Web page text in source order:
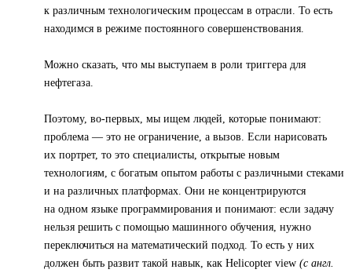
к различным технологическим процессам в отрасли. То есть
находимся в режиме постоянного совершенствования.
Можно сказать, что мы выступаем в роли триггера для
нефтегаза.
Поэтому, во-первых, мы ищем людей, которые понимают:
проблема — это не ограничение, а вызов. Если нарисовать
их портрет, то это специалисты, открытые новым
технологиям, с богатым опытом работы с различными стеками
и на различных платформах. Они не концентрируются
на одном языке программирования и понимают: если задачу
нельзя решить с помощью машинного обучения, нужно
переключиться на математический подход. То есть у них
должен быть развит такой навык, как Helicopter view (с англ.